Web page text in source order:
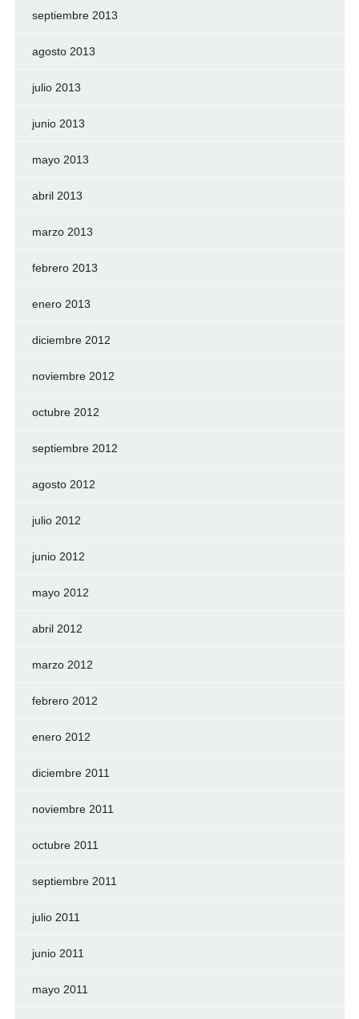
septiembre 2013
agosto 2013
julio 2013
junio 2013
mayo 2013
abril 2013
marzo 2013
febrero 2013
enero 2013
diciembre 2012
noviembre 2012
octubre 2012
septiembre 2012
agosto 2012
julio 2012
junio 2012
mayo 2012
abril 2012
marzo 2012
febrero 2012
enero 2012
diciembre 2011
noviembre 2011
octubre 2011
septiembre 2011
julio 2011
junio 2011
mayo 2011